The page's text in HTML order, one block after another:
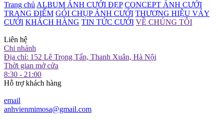
Trang chủ ALBUM ẢNH CƯỚI ĐẸP CONCEPT ẢNH CƯỚI
TRANG ĐIỂM GÓI CHỤP ẢNH CƯỚI THƯƠNG HIỆU VÁY
CƯỚI KHÁCH HÀNG TIN TỨC CƯỚI VỀ CHÚNG TÔI
Liên hệ
Chi nhánh
Địa chỉ: 152 Lê Trọng Tấn, Thanh Xuân, Hà Nội
Thời gian mở cửa
8:30 - 21:00
Hỗ trợ khách hàng
email
anhvienmimosa@gmail.com